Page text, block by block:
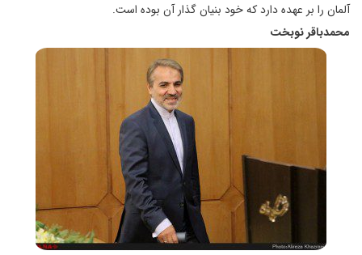
آلمان را بر عهده دارد که خود بنیان گذار آن بوده است.
محمدباقر نوبخت